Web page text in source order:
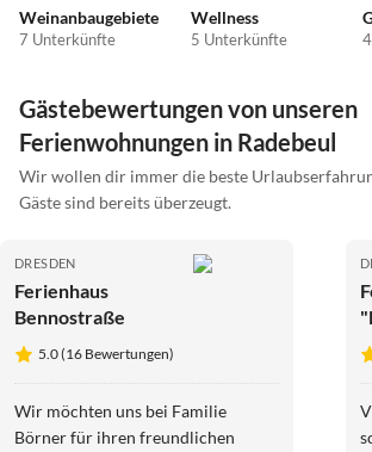
Weinanbaugebiete
7 Unterkünfte
Wellness
5 Unterkünfte
Gästebewertungen von unseren
Ferienwohnungen in Radebeul
Wir wollen dir immer die beste
Gäste sind bereits überzeugt.
DRESDEN
Ferienhaus
Bennostraße
5.0 (16 Bewertungen)
Wir möchten uns bei Familie
Börner für ihren freundlichen